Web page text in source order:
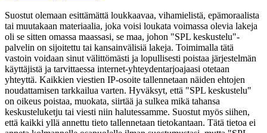
Suostut olemaan esittämättä loukkaavaa, vihamielistä, epämoraalista
tai muutakaan materiaalia, joka voisi loukata voimassa olevia lakeja
oli se sitten omassa maassasi, se maa, johon "SPL keskustelu"-
palvelin on sijoitettu tai kansainvälisiä lakeja. Toimimalla tätä
vastoin voidaan sinut välittömästi ja lopullisesti poistaa järjestelmän
käyttäjistä ja tarvittaessa internet-yhteydentarjoajaasi otetaan
yhteyttä. Kaikkien viestien IP-osoite tallennetaan näiden ehtojen
noudattamisen tarkkailua varten. Hyväksyt, että "SPL keskustelu"
on oikeus poistaa, muokata, siirtää ja sulkea mikä tahansa
keskusteluketju tai viesti niin halutessamme. Suostut myös siihen,
että kaikki yllä annettu tieto tallennetaan tietokantaan. Tätä tietoa ei